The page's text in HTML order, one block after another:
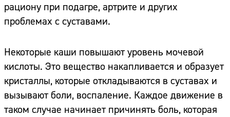
рациону при подагре, артрите и других
проблемах с суставами.
Некоторые каши повышают уровень мочевой
кислоты. Это вещество накапливается и образует
кристаллы, которые откладываются в суставах и
вызывают боли, воспаление. Каждое движение в
таком случае начинает причинять боль, которая